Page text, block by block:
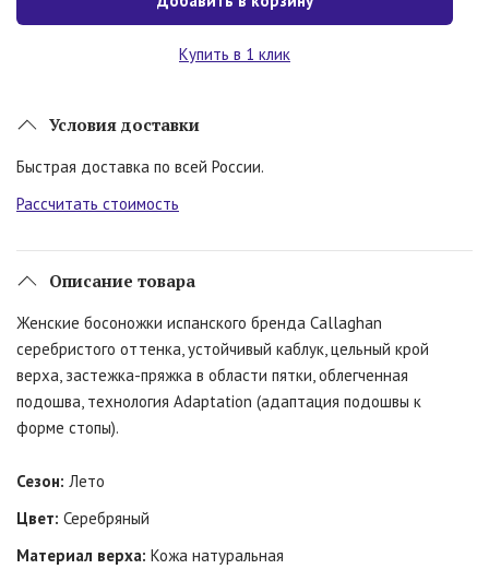
Купить в 1 клик
Условия доставки
Быстрая доставка по всей России.
Рассчитать стоимость
Описание товара
Женские босоножки испанского бренда Callaghan
серебристого оттенка, устойчивый каблук, цельный крой
верха, застежка-пряжка в области пятки, облегченная
подошва, технология Adaptation (адаптация подошвы к
форме стопы).
Сезон: Лето
Цвет: Серебряный
Материал верха: Кожа натуральная